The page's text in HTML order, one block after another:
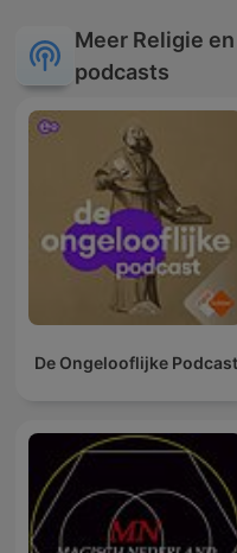
Meer Religie
podcasts
De Ongelooflijke Podcast